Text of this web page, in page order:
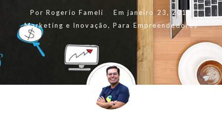
Por Rogerio Fameli Em janeiro 23, 2019
Marketing e Inovação,Para Empreendedores